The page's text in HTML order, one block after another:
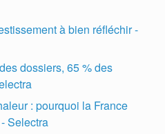
à bien réfléchir -
dossiers, 65 % des
: pourquoi la France
Selectra